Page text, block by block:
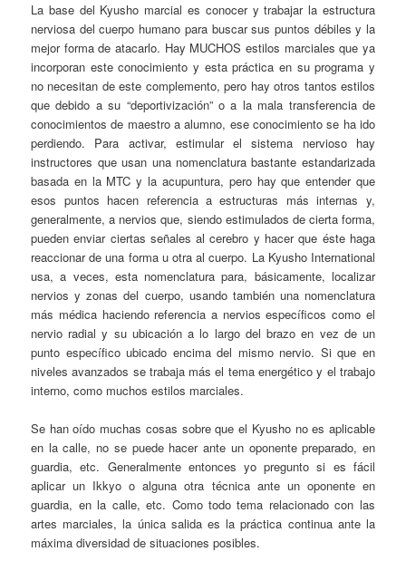
La base del Kyusho marcial es conocer y trabajar la estructura
nerviosa del cuerpo humano para buscar sus puntos débiles y la
mejor forma de atacarlo. Hay MUCHOS estilos marciales que ya
incorporan este conocimiento y esta práctica en su programa y
no necesitan de este complemento, pero hay otros tantos estilos
que debido a su “deportivización” o a la mala transferencia de
conocimientos de maestro a alumno, ese conocimiento se ha ido
perdiendo. Para activar, estimular el sistema nervioso hay
instructores que usan una nomenclatura bastante estandarizada
basada en la MTC y la acupuntura, pero hay que entender que
esos puntos hacen referencia a estructuras más internas y,
generalmente, a nervios que, siendo estimulados de cierta forma,
pueden enviar ciertas señales al cerebro y hacer que éste haga
reaccionar de una forma u otra al cuerpo. La Kyusho International
usa, a veces, esta nomenclatura para, básicamente, localizar
nervios y zonas del cuerpo, usando también una nomenclatura
más médica haciendo referencia a nervios específicos como el
nervio radial y su ubicación a lo largo del brazo en vez de un
punto específico ubicado encima del mismo nervio. Si que en
niveles avanzados se trabaja más el tema energético y el trabajo
interno, como muchos estilos marciales.
Se han oído muchas cosas sobre que el Kyusho no es aplicable
en la calle, no se puede hacer ante un oponente preparado, en
guardia, etc. Generalmente entonces yo pregunto si es fácil
aplicar un Ikkyo o alguna otra técnica ante un oponente en
guardia, en la calle, etc. Como todo tema relacionado con las
artes marciales, la única salida es la práctica continua ante la
máxima diversidad de situaciones posibles.